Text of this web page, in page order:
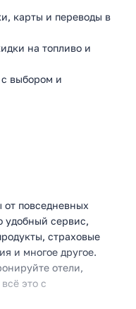
карты и переводы в
на топливо и
выбором и
от повседневных
удобный сервис,
страховые
и многое другое.
отели,
это с